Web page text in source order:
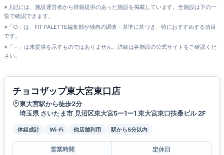
※上記には、施設運営者から情報提供のあった施設を掲載しています。全施設は下の一
覧で確認できます。
※「○」は、FIT PALETTE編集部が独自の調査・基準に基づき、特におすすめする項目
です。
※「－」は未提供を示すものではありません。詳細は各施設の公式サイトをご確認くだ
さい。
チョコザップ東大宮東口店
東大宮駅から徒歩2分
埼玉県 さいたま市 見沼区東大宮5ー1ー1 東大宮東口扶桑ビル 2F
体組成計 Wi-Fi 他店舗利用 駅から5分以内
営業時間
定休日